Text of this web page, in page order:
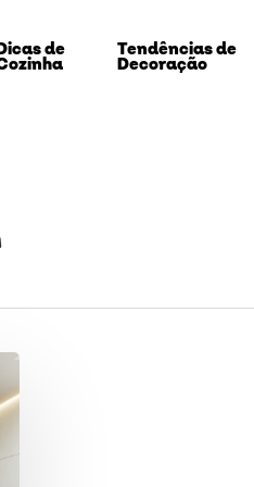
de Tendências de
Decoração